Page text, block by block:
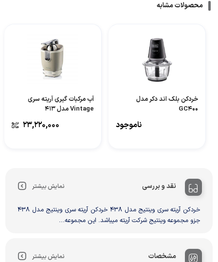
محصولات مشابه
خردکن بلک اند دکر مدل
GC400
ناموجود
آب مرکبات گیری آریته سری
Vintage مدل 413
۲۳,۲۲۰,۰۰۰
نقد و بررسی نمایش بیشتر
خردکن آریته سری وینتیج مدل 438 خردکن آریته سری وینتیج مدل 438
جزو مجموعه وینتیج شرکت آریته میباشد. این مجموعه...
مشخصات نمایش بیشتر